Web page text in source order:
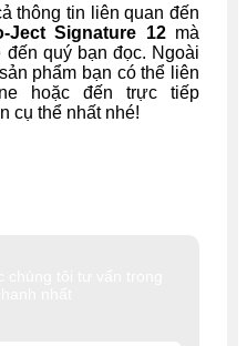
thông tin liên quan đến
Ject Signature 12mà
quý bạn đọc. Ngoài
phẩm bạn có thể liên
hoặc đến trực tiếp
cụ thể nhất nhé!